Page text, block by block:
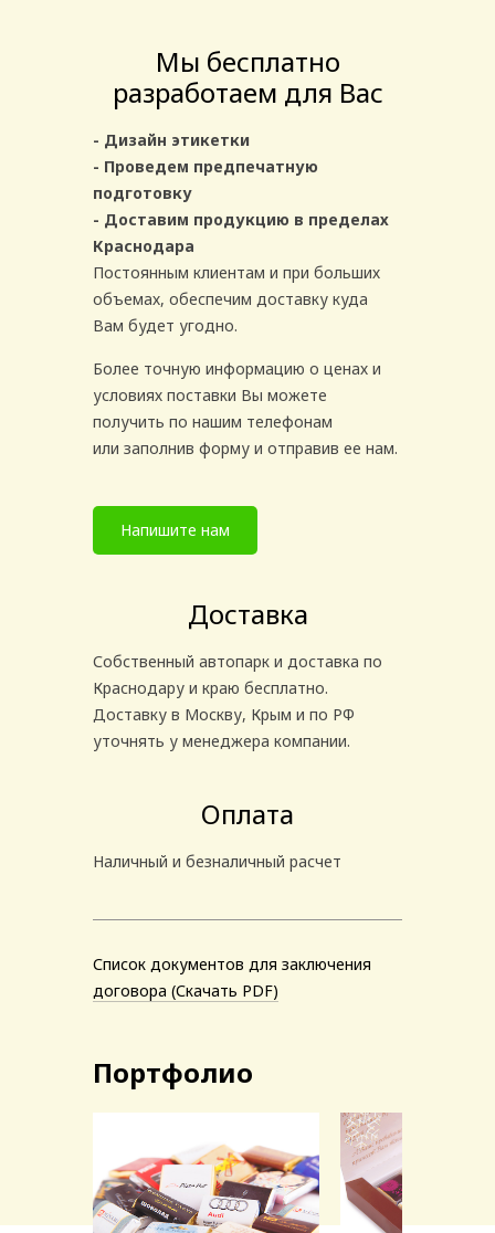
Мы бесплатно
разработаем для Вас
- Дизайн этикетки
- Проведем предпечатную
подготовку
- Доставим продукцию в пределах
Краснодара
Постоянным клиентам и при больших
объемах, обеспечим доставку куда
Вам будет угодно.
Более точную информацию о ценах и
условиях поставки Вы можете
получить по нашим телефонам
или заполнив форму и отправив ее нам.
Напишите нам
Доставка
Собственный автопарк и доставка по
Краснодару и краю бесплатно.
Доставку в Москву, Крым и по РФ
уточнять у менеджера компании.
Оплата
Наличный и безналичный расчет
Список документов для заключения
договора (Скачать PDF)
Портфолио